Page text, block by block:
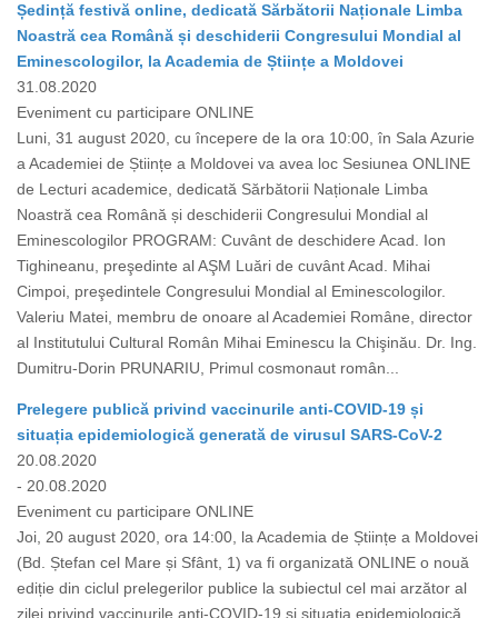
Ședință festivă online, dedicată Sărbătorii Naționale Limba
Noastră cea Română și deschiderii Congresului Mondial al
Eminescologilor, la Academia de Științe a Moldovei
31.08.2020
Eveniment cu participare ONLINE
Luni, 31 august 2020, cu începere de la ora 10:00, în Sala Azurie
a Academiei de Științe a Moldovei va avea loc Sesiunea ONLINE
de Lecturi academice, dedicată Sărbătorii Naționale Limba
Noastră cea Română și deschiderii Congresului Mondial al
Eminescologilor PROGRAM: Cuvânt de deschidere Acad. Ion
Tighineanu, preşedinte al AŞM Luări de cuvânt Acad. Mihai
Cimpoi, preşedintele Congresului Mondial al Eminescologilor.
Valeriu Matei, membru de onoare al Academiei Române, director
al Institutului Cultural Român Mihai Eminescu la Chişinău. Dr. Ing.
Dumitru-Dorin PRUNARIU, Primul cosmonaut român...
Prelegere publică privind vaccinurile anti-COVID-19 și
situația epidemiologică generată de virusul SARS-CoV-2
20.08.2020
- 20.08.2020
Eveniment cu participare ONLINE
Joi, 20 august 2020, ora 14:00, la Academia de Științe a Moldovei
(Bd. Ștefan cel Mare și Sfânt, 1) va fi organizată ONLINE o nouă
ediție din ciclul prelegerilor publice la subiectul cel mai arzător al
zilei privind vaccinurile anti-COVID-19 și situația epidemiologică